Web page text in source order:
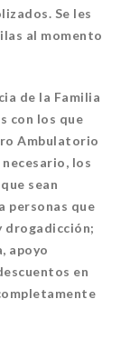
Se les
al momento
de la Familia
con los que
Ambulatorio
los
sean
personas que
drogadicción;
apoyo
en